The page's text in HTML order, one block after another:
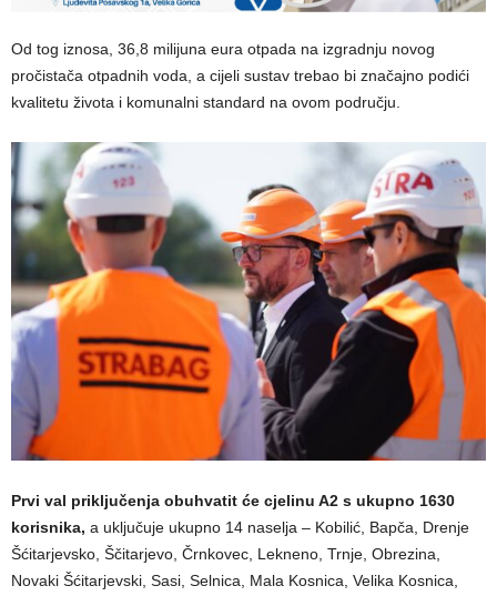
Od tog iznosa, 36,8 milijuna eura otpada na izgradnju novog
pročistača otpadnih voda, a cijeli sustav trebao bi značajno podići
kvalitetu života i komunalni standard na ovom području.
Prvi val priključenja obuhvatit će cjelinu A2 s ukupno 1630
korisnika, a uključuje ukupno 14 naselja – Kobilić, Bapča, Drenje
Šćitarjevsko, Ščitarjevo, Črnkovec, Lekneno, Trnje, Obrezina,
Novaki Šćitarjevski, Sasi, Selnica, Mala Kosnica, Velika Kosnica,